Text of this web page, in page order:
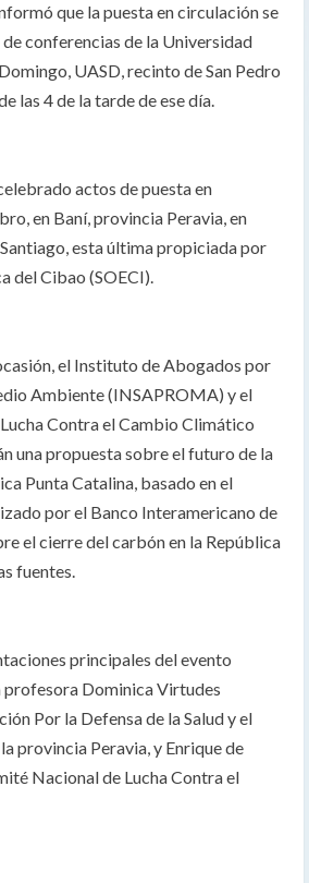
que la puesta en circulación se
conferencias de la Universidad
UASD, recinto de San Pedro
las 4 de la tarde de ese día.
actos de puesta en
en Baní, provincia Peravia, en
esta última propiciada por
del Cibao (SOECI).
el Instituto de Abogados por
Ambiente (INSAPROMA) y el
Contra el Cambio Climático
una propuesta sobre el futuro de la
Punta Catalina, basado en el
por el Banco Interamericano de
el cierre del carbón en la República
fuentes.
principales del evento
profesora Dominica Virtudes
Por la Defensa de la Salud y el
provincia Peravia, y Enrique de
Nacional de Lucha Contra el